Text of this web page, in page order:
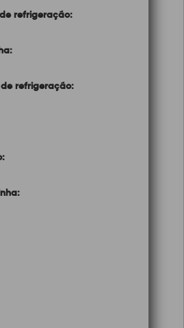
refrigeração:
refrigeração: